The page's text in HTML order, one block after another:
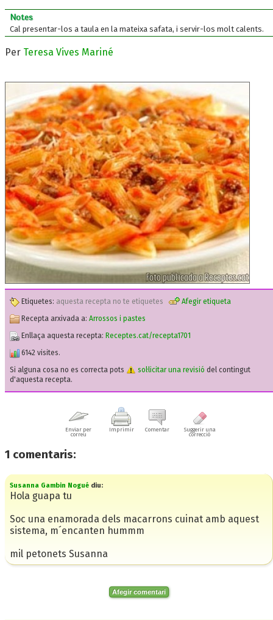
Notes
Cal presentar-los a taula en la mateixa safata, i servir-los molt calents.
Per Teresa Vives Mariné
Etiquetes: aquesta recepta no te etiquetes
Afegir etiqueta
Recepta arxivada a: Arrossos i pastes
Enllaça aquesta recepta: Receptes.cat/recepta1701
6142 visites.
Si alguna cosa no es correcta pots
sol·licitar una revisió del contingut
d'aquesta recepta.
Enviar per
correu
Imprimir Comentar
Suggerir una
correcció
1 comentaris:
Susanna Gambin Nogué diu:
Hola guapa tu
Soc una enamorada dels macarrons cuinat amb aquest
sistema, m´encanten hummm
mil petonets Susanna
Afegir comentari